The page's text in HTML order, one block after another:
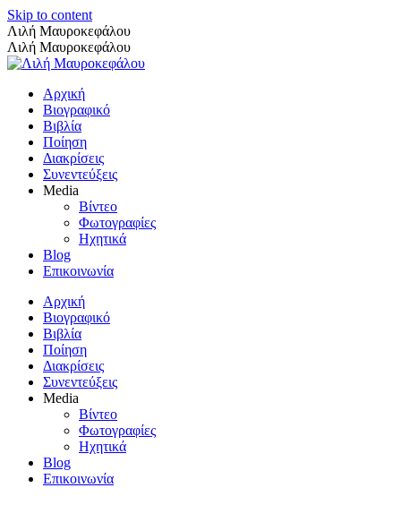
Skip to content
Λιλή Μαυροκεφάλου
Λιλή Μαυροκεφάλου
Αρχική
Βιογραφικό
Βιβλία
Ποίηση
Διακρίσεις
Συνεντεύξεις
Media
Βίντεο
Φωτογραφίες
Ηχητικά
Blog
Επικοινωνία
Αρχική
Βιογραφικό
Βιβλία
Ποίηση
Διακρίσεις
Συνεντεύξεις
Media
Βίντεο
Φωτογραφίες
Ηχητικά
Blog
Επικοινωνία